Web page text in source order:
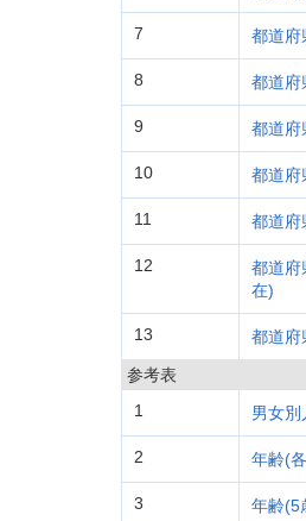
7 都道府
8 都道府
9 都道府
10 都道府
11 都道府
12
都道府
在)
13 都道府
参考表
1
男女別
2 年齢(
3 年齢(5